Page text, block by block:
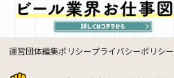
運営団体編集ポリシープライバシーポリシー